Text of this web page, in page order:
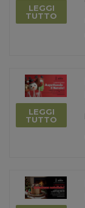
LEGGI
TUTTO
LEGGI
TUTTO